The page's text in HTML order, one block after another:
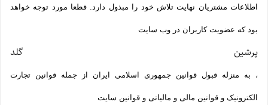
اطلاعات مشتریان نهایت تلاش خود را مبذول دارد. قطعا مورد توجه خواهد
بود که عضویت کاربران در وب سایت
پرشین گلد
، به منزله قبول قوانین جمهوری اسلامی ایران از جمله قوانین تجارت
الکترونیک و قوانین مالی و مالیاتی و قوانین سایت